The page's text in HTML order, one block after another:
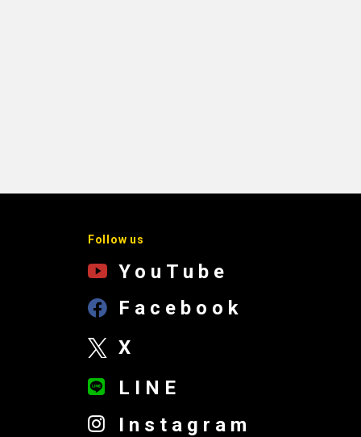
Follow us
YouTube
Facebook
X
LINE
Instagram